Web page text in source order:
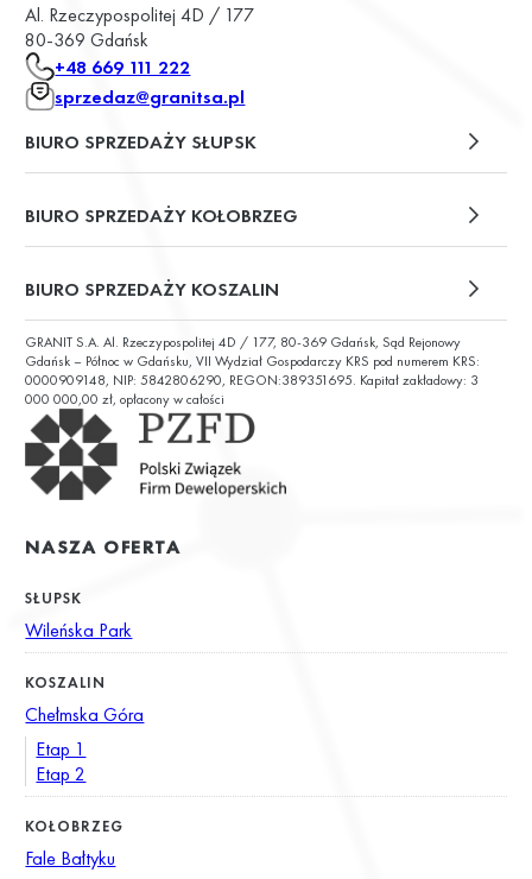
Al. Rzeczypospolitej 4D / 177
80-369 Gdańsk
+48 669 111 222
sprzedaz@granitsa.pl
BIURO SPRZEDAŻY SŁUPSK
plac Władysława Broniewskiego 13/u2
BIURO SPRZEDAŻY KOŁOBRZEG
ul. Św. Wojciecha 6
BIURO SPRZEDAŻY KOSZALIN
ul. Chałubińskiego 9
GRANIT S.A. Al. Rzeczypospolitej 4D / 177, 80-369 Gdańsk, Sąd Rejonowy
Gdańsk – Północ w Gdańsku, VII Wydział Gospodarczy KRS pod numerem KRS:
0000909148, NIP: 5842806290, REGON:389351695. Kapitał zakładowy: 3
000 000,00 zł, opłacony w całości
NASZA OFERTA
SŁUPSK
Wileńska Park
KOSZALIN
Chełmska Góra
Etap 1
Etap 2
KOŁOBRZEG
Fale Bałtyku